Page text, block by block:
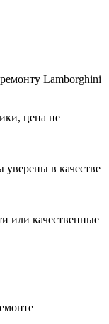
Lamborghini
цена не
в качестве
или качественные